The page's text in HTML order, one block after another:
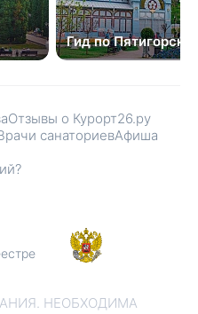
Гид по Пятигорску
Отзывы о Курорт26.ру
санаториевАфиша
НЕОБХОДИМА